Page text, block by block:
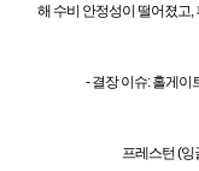
해 수비 안정성이 떨어졌고,
- 결장 이슈: 홀게이
프레스턴 (잉